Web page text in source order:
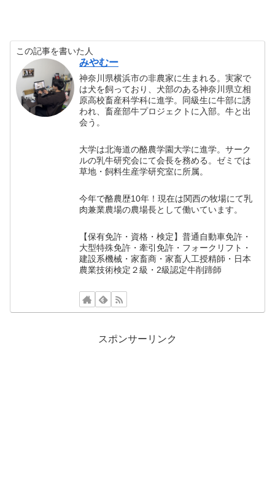
この記事を書いた人
みやむー
神奈川県横浜市の非農家に生まれる。実家で
は犬を飼っており、犬部のある神奈川県立相
原高校畜産科学科に進学。同級生に牛部に誘
われ、畜産部牛プロジェクトに入部。牛と出
会う。
大学は北海道の酪農学園大学に進学。サーク
ルの乳牛研究会にて会長を務める。ゼミでは
草地・飼料生産学研究室に所属。
今年で酪農歴10年！現在は関西の牧場にて乳
肉兼業農場の農場長として働いています。
【保有免許・資格・検定】普通自動車免許・
大型特殊免許・牽引免許・フォークリフト・
建設系機械・家畜商・家畜人工授精師・日本
農業技術検定２級・2級認定牛削蹄師
スポンサーリンク